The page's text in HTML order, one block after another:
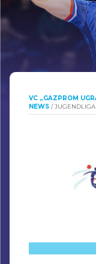
VC „GAZPROM
NEWS /JUGENDLIGA